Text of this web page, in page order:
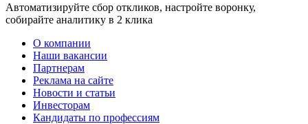
Автоматизируйте сбор откликов, настройте воронку,
собирайте аналитику в 2 клика
О компании
Наши вакансии
Партнерам
Реклама на сайте
Новости и статьи
Инвесторам
Кандидаты по профессиям